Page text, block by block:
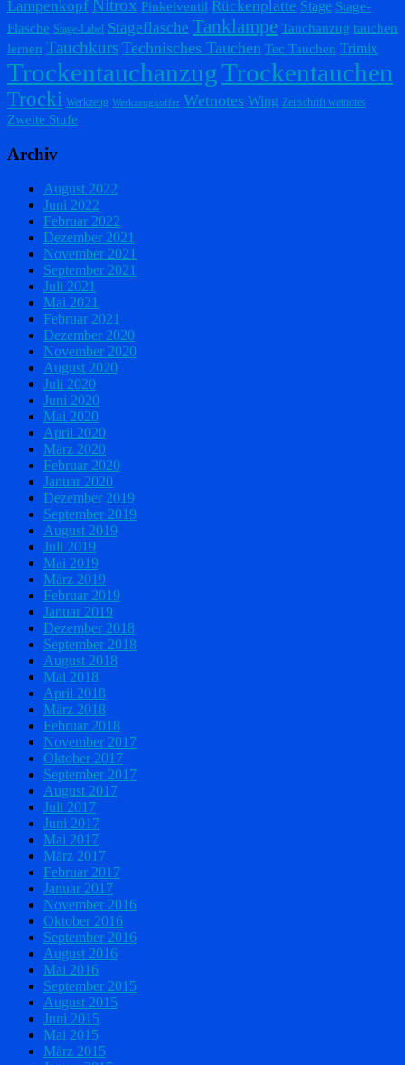
Lampenkopf Nitrox Pinkelventil Rückenplatte Stage Stage-
Flasche Stage-Label Stageflasche Tanklampe Tauchanzug tauchen
lernen Tauchkurs Technisches Tauchen Tec Tauchen Trimix
TrockentauchanzugTrockentauchen
Trocki Werkzeug Werkzeugkoffer Wetnotes Wing Zeitschrift wetnotes
Zweite Stufe
Archiv
August 2022
Juni 2022
Februar 2022
Dezember 2021
November 2021
September 2021
Juli 2021
Mai 2021
Februar 2021
Dezember 2020
November 2020
August 2020
Juli 2020
Juni 2020
Mai 2020
April 2020
März 2020
Februar 2020
Januar 2020
Dezember 2019
September 2019
August 2019
Juli 2019
Mai 2019
März 2019
Februar 2019
Januar 2019
Dezember 2018
September 2018
August 2018
Mai 2018
April 2018
März 2018
Februar 2018
November 2017
Oktober 2017
September 2017
August 2017
Juli 2017
Juni 2017
Mai 2017
März 2017
Februar 2017
Januar 2017
November 2016
Oktober 2016
September 2016
August 2016
Mai 2016
September 2015
August 2015
Juni 2015
Mai 2015
März 2015